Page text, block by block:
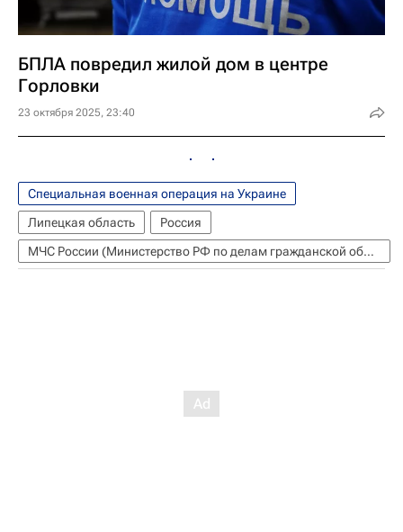
БПЛА повредил жилой дом в центре
Горловки
23 октября 2025, 23:40
Специальная военная операция на Украине
Липецкая область
Россия
МЧС России (Министерство РФ по делам гражданской обороны, чрезвычайным ситуациям и ликвидации последствий стихийных бедствий)